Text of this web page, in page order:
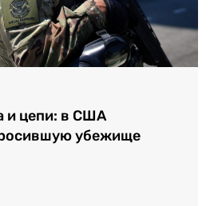
и цепи: в США
убежище